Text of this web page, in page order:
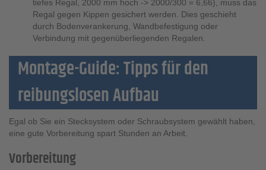
tiefes Regal, 2000 mm hoch -> 2000/300 = 6,66), muss das
Regal gegen Kippen gesichert werden. Dies geschieht
durch Bodenverankerung, Wandbefestigung oder
Verbindung mit gegenüberliegenden Regalen.
Montage-Guide: Tipps für den
reibungslosen Aufbau
Egal ob Sie ein Stecksystem oder Schraubsystem gewählt haben,
eine gute Vorbereitung spart Stunden an Arbeit.
Vorbereitung